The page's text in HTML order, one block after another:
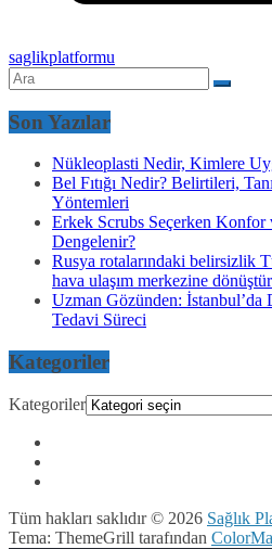
saglikplatformu
Son Yazılar
Nükleoplasti Nedir, Kimlere
Bel Fıtığı Nedir? Belirtileri,
Yöntemleri
Erkek Scrubs Seçerken Konfor
Dengelenir?
Rusya rotalarındaki belirsizlik
hava ulaşım merkezine
Uzman Gözünden:
Tedavi Süreci
Kategoriler
Kategoriler
Tüm hakları saklıdır © 2026 Sağlık
Tema: ThemeGrill tarafından